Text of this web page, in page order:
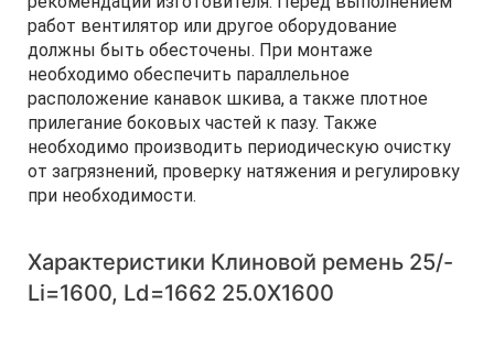
работ вентилятор или другое оборудование
должны быть обесточены. При монтаже
необходимо обеспечить параллельное
расположение канавок шкива, а также плотное
прилегание боковых частей к пазу. Также
необходимо производить периодическую очистку
от загрязнений, проверку натяжения и регулировку
при необходимости.
Характеристики Клиновой ремень 25/-
Li=1600, Ld=1662 25.0X1600